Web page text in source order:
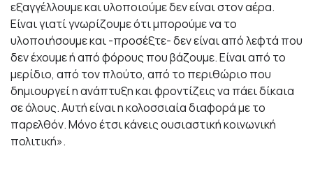
εξαγγέλλουμε και υλοποιούμε δεν είναι στον αέρα.
Είναι γιατί γνωρίζουμε ότι μπορούμε να το
υλοποιήσουμε και -προσέξτε- δεν είναι από λεφτά που
δεν έχουμε ή από φόρους που βάζουμε. Είναι από το
μερίδιο, από τον πλούτο, από το περιθώριο που
δημιουργεί η ανάπτυξη και φροντίζεις να πάει δίκαια
σε όλους. Αυτή είναι η κολοσσιαία διαφορά με το
παρελθόν. Μόνο έτσι κάνεις ουσιαστική κοινωνική
πολιτική».